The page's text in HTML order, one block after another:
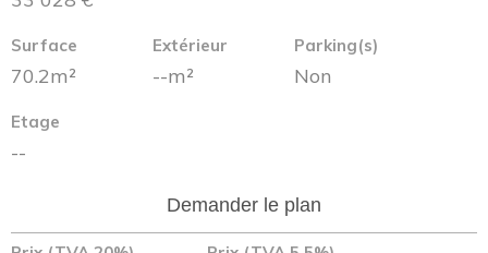
Surface
70.2m²
Extérieur
--m²
Parking(s)
Non
Etage
--
Demander le plan